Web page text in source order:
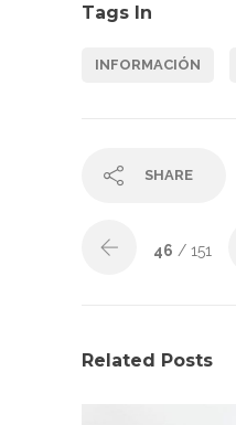
Tags In
INFORMACIÓN
SHARE
46 / 151
Related Posts